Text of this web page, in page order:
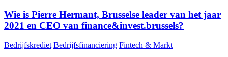
Wie is Pierre Hermant, Brusselse leader van het jaar
2021 en CEO van finance&invest.brussels?
Bedrijfskrediet Bedrijfsfinanciering Fintech & Markt